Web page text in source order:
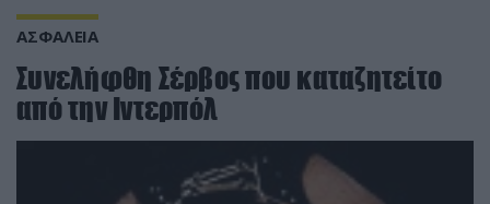
ΑΣΦΑΛΕΙΑ
Συνελήφθη Σέρβος που καταζητείτο
από την Ιντερπόλ